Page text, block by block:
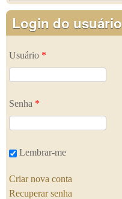
Login do usuário
Usuário *
Senha *
Lembrar-me
Criar nova conta
Recuperar senha